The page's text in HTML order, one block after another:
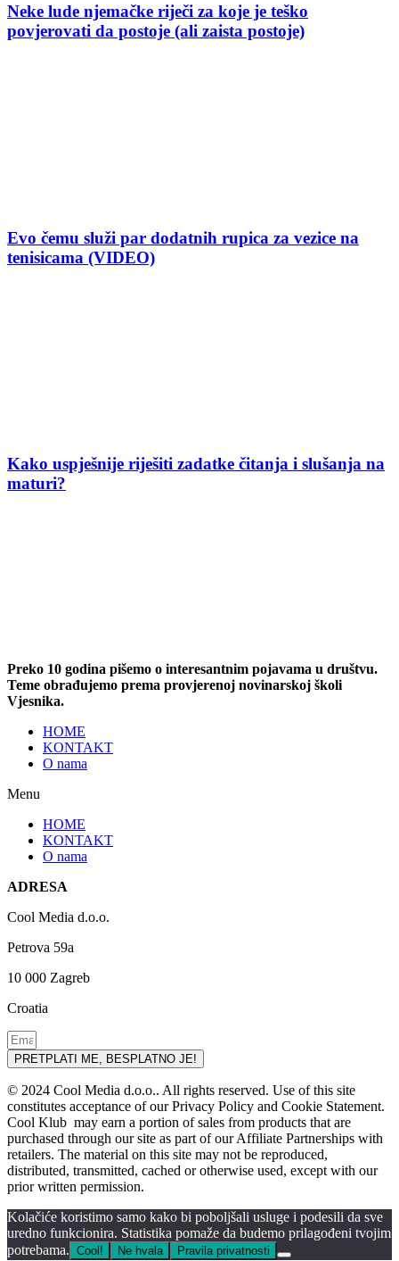
Neke lude njemačke riječi za koje je teško
povjerovati da postoje (ali zaista postoje)
Evo čemu služi par dodatnih rupica za vezice na
tenisicama (VIDEO)
Kako uspješnije riješiti zadatke čitanja i slušanja na
maturi?
Preko 10 godina pišemo o interesantnim pojavama u društvu.
Teme obrađujemo prema provjerenoj novinarskoj školi
Vjesnika.
HOME
KONTAKT
O nama
Menu
HOME
KONTAKT
O nama
ADRESA
Cool Media d.o.o.
Petrova 59a
10 000 Zagreb
Croatia
PRETPLATI ME, BESPLATNO JE!
© 2024 Cool Media d.o.o.. All rights reserved. Use of this site
constitutes acceptance of our Privacy Policy and Cookie Statement.
Cool Klub may earn a portion of sales from products that are
purchased through our site as part of our Affiliate Partnerships with
retailers. The material on this site may not be reproduced,
distributed, transmitted, cached or otherwise used, except with our
prior written permission.
Kolačiće koristimo samo kako bi poboljšali usluge i podesili da sve
uredno funkcionira. Statistika pomaže da budemo prilagođeni tvojim
potrebama. Cool! Ne hvala Pravila privatnosti